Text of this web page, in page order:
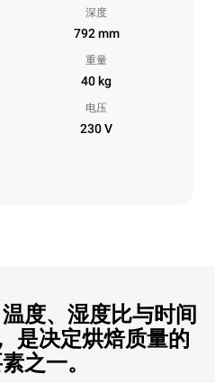
深度
792 mm
重量
40 kg
电压
230 V
度、湿度比与时间
是决定烘焙质量的
之一。